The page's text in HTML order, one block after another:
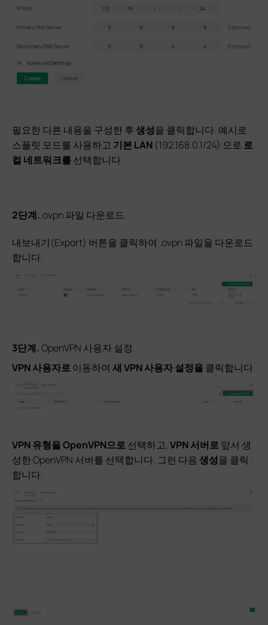
필요한 다른 내용을 구성한 후생성을 클릭합니다. 예시로
스플릿 모드를 사용하고 기본 LAN (192.168.0.1/24) 으로 로
컬 네트워크를선택합니다
.
2단계..ovpn 파일 다운로드.
내보내기(Export) 버튼을 클릭하여 .ovpn 파일을 다운로드
합니다.
3단계.OpenVPN 사용자 설정.
VPN 사용자로이동하여 새 VPN 사용자 설정을클릭합니다.
VPN 유형을OpenVPN으로선택하고, VPN 서버로앞서 생
성한 OpenVPN 서버를 선택합니다. 그런 다음생성을 클릭
합니다.